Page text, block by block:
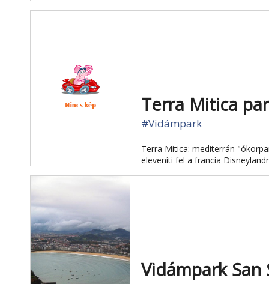
Terra Mitica
#Vidámpark
Terra Mitica: mediterrán
eleveníti fel a francia
Vidámpark